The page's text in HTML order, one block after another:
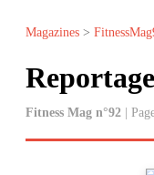
Magazines >
Fitness Mag n°92 |